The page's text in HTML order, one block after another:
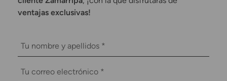
ventajas exclusivas!